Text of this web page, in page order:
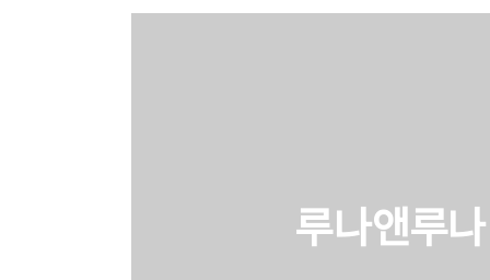
루나앤루나